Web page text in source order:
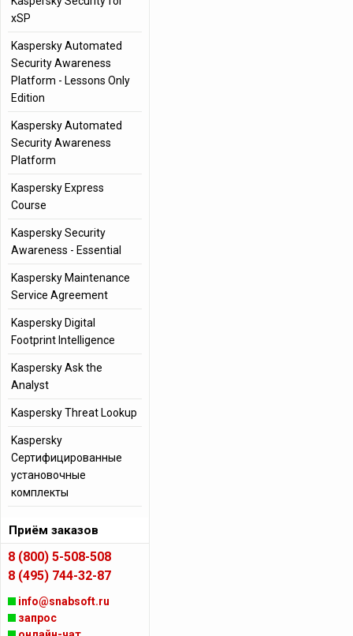
xSP
Kaspersky Automated
Security Awareness
Platform - Lessons Only
Edition
Kaspersky Automated
Security Awareness
Platform
Kaspersky Express
Course
Kaspersky Security
Awareness - Essential
Kaspersky Maintenance
Service Agreement
Kaspersky Digital
Footprint Intelligence
Kaspersky Ask the
Analyst
Kaspersky Threat Lookup
Kaspersky
Сертифицированные
установочные
комплекты
Приём заказов
8 (800) 5-508-508
8 (495) 744-32-87
info@snabsoft.ru
запрос